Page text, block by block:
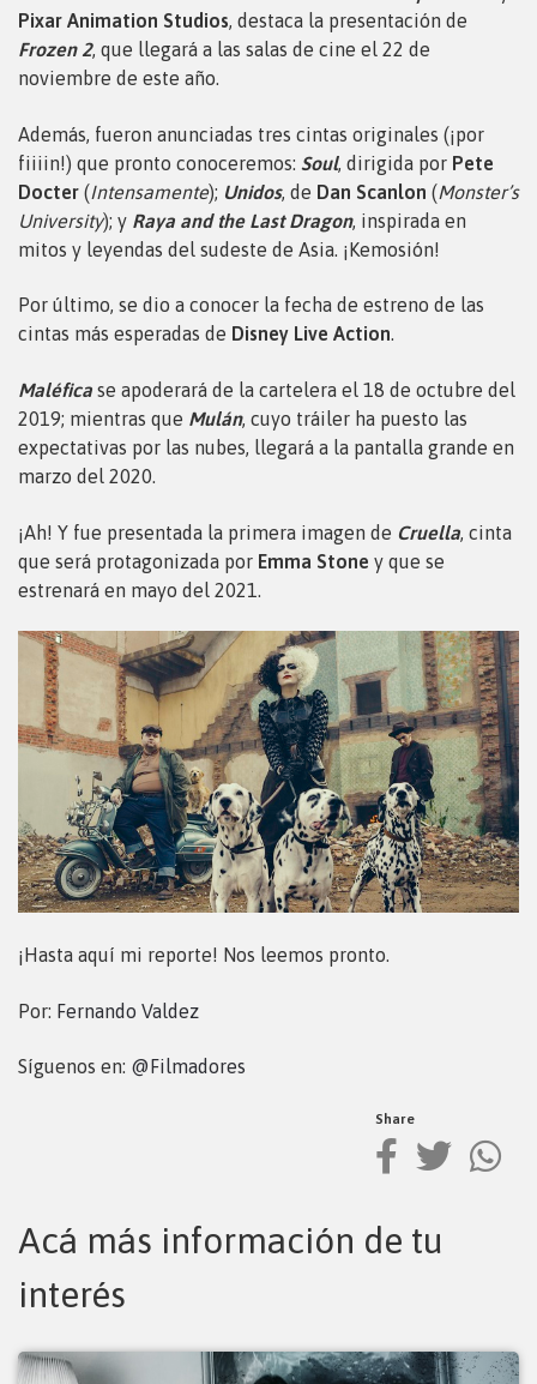
Pixar Animation Studios, destaca la presentación de
Frozen 2, que llegará a las salas de cine el 22 de
noviembre de este año.
Además, fueron anunciadas tres cintas originales (¡por
fiiiin!) que pronto conoceremos: Soul, dirigida por Pete
Docter (Intensamente); Unidos, de Dan Scanlon (Monster’s
University); y Raya and the Last Dragon, inspirada en
mitos y leyendas del sudeste de Asia. ¡Kemosión!
Por último, se dio a conocer la fecha de estreno de las
cintas más esperadas de Disney Live Action.
Maléfica se apoderará de la cartelera el 18 de octubre del
2019; mientras que Mulán, cuyo tráiler ha puesto las
expectativas por las nubes, llegará a la pantalla grande en
marzo del 2020.
¡Ah! Y fue presentada la primera imagen de Cruella , cinta
que será protagonizada por Emma Stone y que se
estrenará en mayo del 2021.
¡Hasta aquí mi reporte! Nos leemos pronto.
Por: Fernando Valdez
Síguenos en: @Filmadores
Share
Acá más información de tu
interés